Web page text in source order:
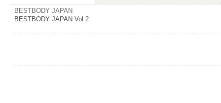
BESTBODY JAPAN
BESTBODY JAPAN Vol.2